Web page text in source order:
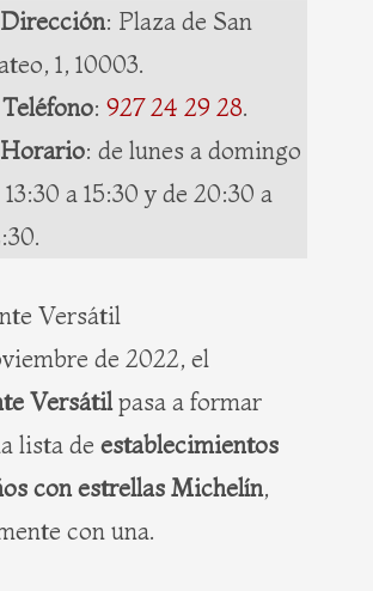
Dirección: Plaza de San
1, 10003.
Teléfono: 927 24 29 28.
Horario: de lunes a domingo
13:30 a 15:30 y de 20:30 a
Versátil
de 2022, el
Versátilpasa a formar
lista de establecimientos
con estrellas Michelín,
con una.